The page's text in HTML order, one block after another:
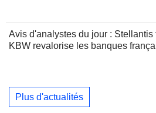
Avis d'analystes du jour :
KBW revalorise les banques
Plus d'actualités